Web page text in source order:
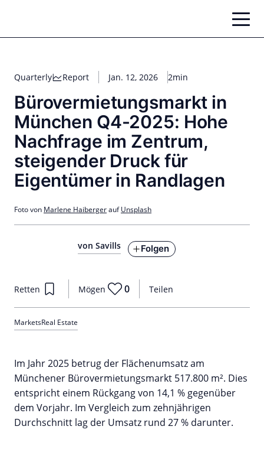
springen
Quarterly Report Jan. 12, 2026 2min
Bürovermietungsmarkt in
München Q4-2025: Hohe
Nachfrage im Zentrum,
steigender Druck für
Eigentümer in Randlagen
von Savills Folgen
Teilen
Retten Mögen 0
MarketsReal Estate
Foto von Marlene HaibergeraufUnsplash
Im Jahr 2025 betrug der Flächenumsatz am
Münchener Bürovermietungsmarkt 517.800 m². Dies
entspricht einem Rückgang von 14,1 % gegenüber
dem Vorjahr. Im Vergleich zum zehnjährigen
Durchschnitt lag der Umsatz rund 27 % darunter.